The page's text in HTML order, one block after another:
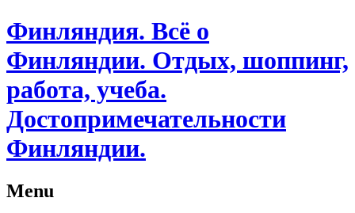
Финляндия. Всё о
Финляндии. Отдых, шоппинг,
работа, учеба.
Достопримечательности
Финляндии.
Menu